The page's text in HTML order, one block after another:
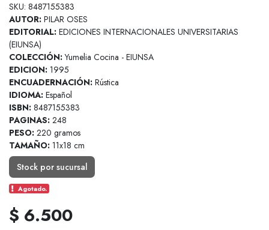
SKU: 8487155383
AUTOR: PILAR OSES
EDITORIAL: EDICIONES INTERNACIONALES UNIVERSITARIAS
(EIUNSA)
COLECCIÓN:Yumelia Cocina - EIUNSA
EDICION: 1995
ENCUADERNACIÓN: Rústica
IDIOMA: Español
ISBN: 8487155383
PAGINAS: 248
PESO: 220 gramos
TAMAÑO: 11x18 cm
Stock por sucursal
Agotado.
$ 6.500